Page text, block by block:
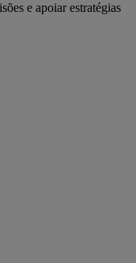
e apoiar estratégias